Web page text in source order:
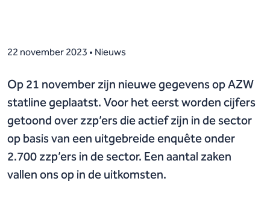
22 november 2023 • Nieuws
Op 21 november zijn nieuwe gegevens op AZW
statline geplaatst. Voor het eerst worden cijfers
getoond over zzp’ers die actief zijn in de sector
op basis van een uitgebreide enquête onder
2.700 zzp’ers in de sector. Een aantal zaken
vallen ons op in de uitkomsten.